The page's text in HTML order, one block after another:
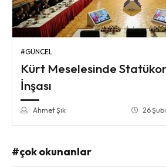
#GÜNCEL
Kürt Meselesinde
İnşası
Ahmet Şık 26
#çok okunanlar